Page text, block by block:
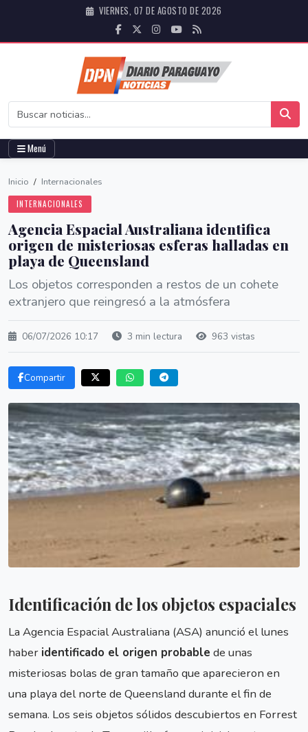
VIERNES, 07 DE AGOSTO DE 2026
Menú
Inicio / Internacionales
INTERNACIONALES
Agencia Espacial Australiana identifica
origen de misteriosas esferas halladas en
playa de Queensland
Los objetos corresponden a restos de un cohete
extranjero que reingresó a la atmósfera
06/07/2026 10:17 3 min lectura 963 vistas
Compartir
Identificación de los objetos espaciales
La Agencia Espacial Australiana (ASA) anunció el lunes
haber identificado el origen probable de unas
misteriosas bolas de gran tamaño que aparecieron en
una playa del norte de Queensland durante el fin de
semana. Los seis objetos sólidos descubiertos en Forrest